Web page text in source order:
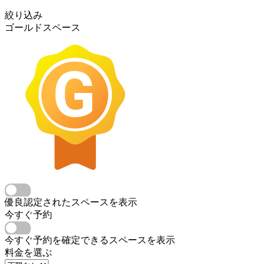
絞り込み
ゴールドスペース
優良認定されたスペースを表示
今すぐ予約
今すぐ予約を確定できるスペースを表示
料金を選ぶ